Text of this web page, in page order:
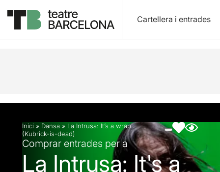
Cartellera i entrades
Descripció Fitxa artística Fotos i vídeos
Inici » Dansa » La Intrusa: It’s a wrap
(Kubrick-is-dead)
Comprar entrades per a
La Intrusa: It's a